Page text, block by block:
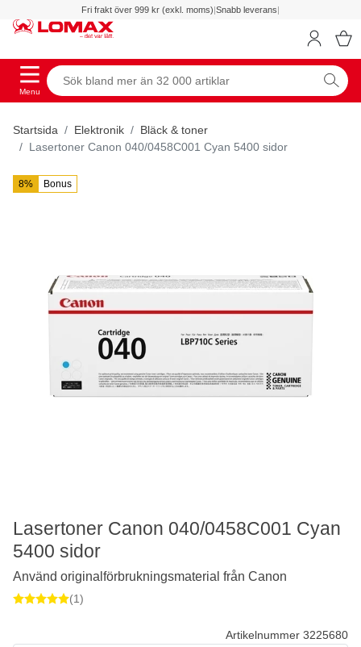
Fri frakt över 999 kr (exkl. moms)|Snabb leverans|
Menu
Startsida Elektronik
Bläck & toner
Lasertoner Canon 040/0458C001 Cyan 5400 sidor
8% Bonus
Artikelnummer 3225680
Lasertoner Canon 040/0458C001 Cyan
5400 sidor
Använd originalförbrukningsmaterial från Canon
(1)